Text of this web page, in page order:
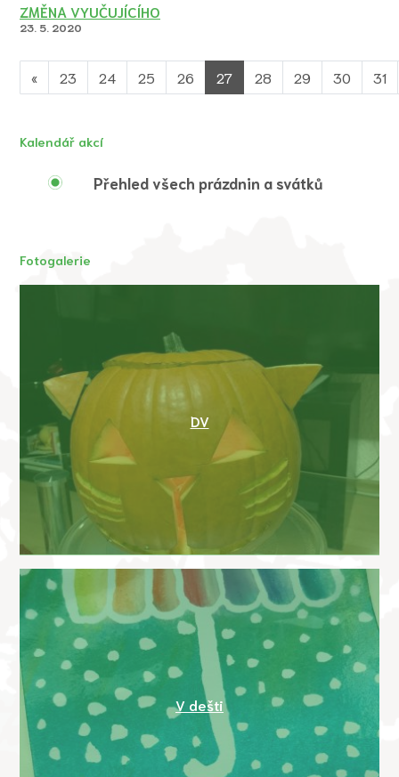
ZMĚNA VYUČUJÍCÍHO
23. 5. 2020
« 23 24 25 26 27 28 29 30 31
Kalendář akcí
Přehled všech prázdnin a svátků
Fotogalerie
DV
V dešti